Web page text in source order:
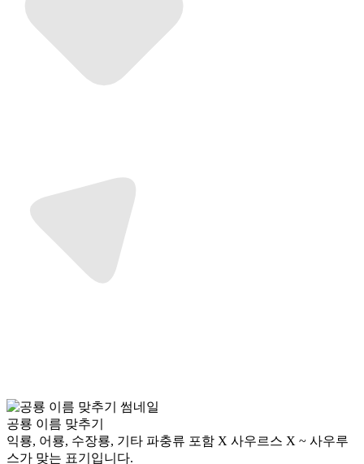
공룡 이름 맞추기
익룡, 어룡, 수장룡, 기타 파충류 포함 X 사우르스 X ~ 사우루
스가 맞는 표기입니다.